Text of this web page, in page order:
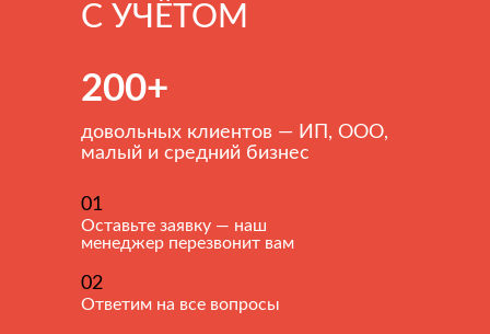
довольных клиентов — ИП, ООО,
малый и средний бизнес
200+
С УЧЁТОМ
01
Оставьте заявку — наш
менеджер перезвонит вам
02
Ответим на все вопросы